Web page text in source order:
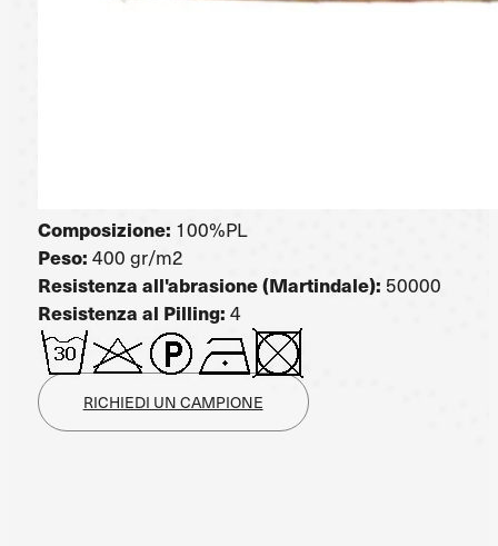
Composizione: 100%PL
Peso: 400 gr/m2
Resistenza all'abrasione (Martindale): 50000
Resistenza al Pilling: 4
RICHIEDI UN CAMPIONE